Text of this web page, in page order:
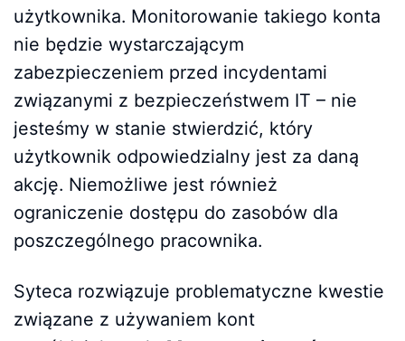
użytkownika. Monitorowanie takiego konta
nie będzie wystarczającym
zabezpieczeniem przed incydentami
związanymi z bezpieczeństwem IT – nie
jesteśmy w stanie stwierdzić, który
użytkownik odpowiedzialny jest za daną
akcję. Niemożliwe jest również
ograniczenie dostępu do zasobów dla
poszczególnego pracownika.
Syteca rozwiązuje problematyczne kwestie
związane z używaniem kont